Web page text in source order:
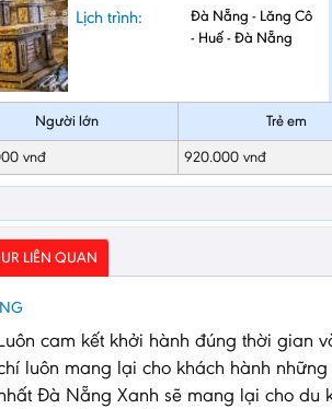
Lịch trình:
Đà Nẵng - Lăng Cô
- Huế - Đà Nẵng
Người lớn Trẻ em
vnđ 920.000 vnđ
LIÊN QUAN
cam kết khởi hành đúng thời gian
luôn mang lại cho khách hành
Đà Nẵng Xanh sẽ mang lại cho du